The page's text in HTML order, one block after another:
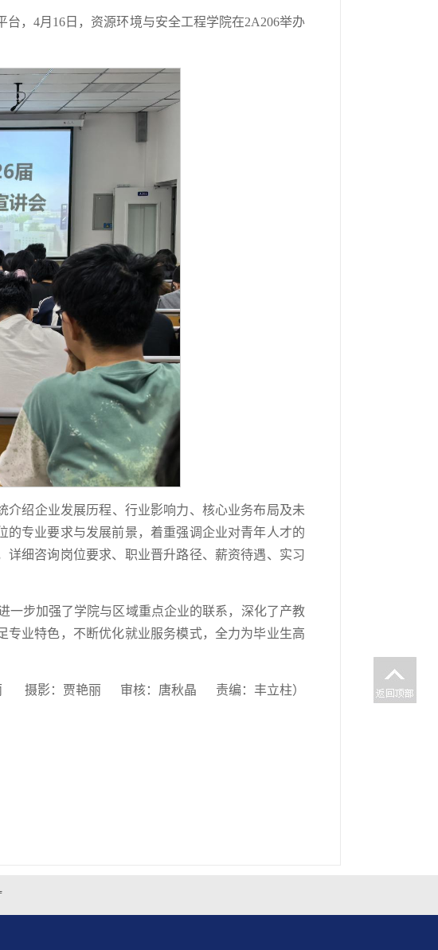
，4月16日，资源环境与安全工程学院在2A206举办
介绍企业发展历程、行业影响力、核心业务布局及未
专业要求与发展前景，着重强调企业对青年人才的
细咨询岗位要求、职业晋升路径、薪资待遇、实习
一步加强了学院与区域重点企业的联系，深化了产教
业特色，不断优化就业服务模式，全力为毕业生高
丽 摄影：贾艳丽 审核：唐秋晶 责编：丰立柱）